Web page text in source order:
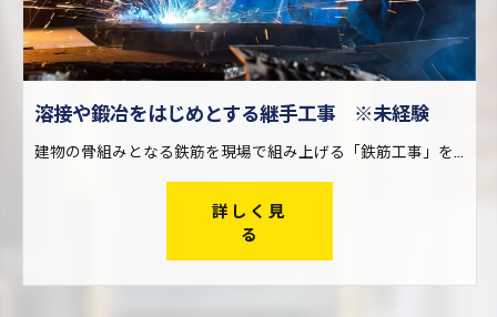
溶接や鍛冶をはじめとする継手工事 ※未経験
詳しく見
る